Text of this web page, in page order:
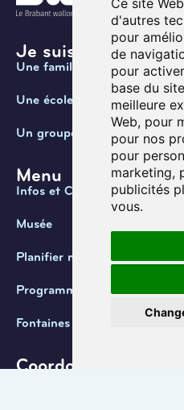
Ce site
d'autres
pour
de
pour
base du
meilleure
Web, pour
pour nos
pour
marketing,
publicités
vous.
Je suis ...
Une famille
Une école
Un groupe
Menu
Infos et Contact
Musée
Planifier ma visite
Programmation
Fontaines de Belgique
Coordonnées